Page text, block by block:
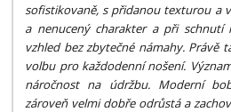
sofistikovaně, s přidanou texturou a
a nenucený charakter a při schnutí
vzhled bez zbytečné námahy. Právě
volbu pro každodenní nošení.
náročnost na údržbu. Moderní
zároveň velmi dobře odrůstá a